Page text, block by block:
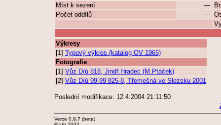
Míst k sezení
—
Počet oddílů
—
Výkresy
[1] Typový výkres (katalog OV 1965)
Fotografie
[1] Vůz D/ú 818, Jindř.Hradec (M.Ptáček)
[2] Vůz D/ú 99-99 825-8, Třemešná ve Slezsku 2001
Poslední modifikace: 12.4.2004 21:11:50
Verze 0.9.7 (beta)